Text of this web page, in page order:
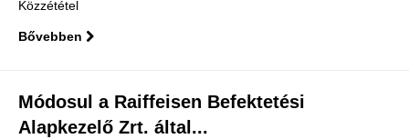
Közzététel
Bővebben
Módosul a Raiffeisen Befektetési
Alapkezelő Zrt. által...